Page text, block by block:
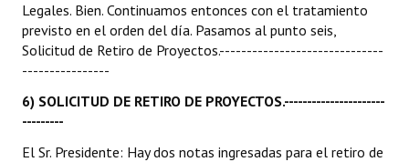
Legales. Bien. Continuamos entonces con el tratamiento
previsto en el orden del día. Pasamos al punto seis,
Solicitud de Retiro de Proyectos.------------------------------
----------------
6) SOLICITUD DE RETIRO DE PROYECTOS.----------------------
---------
El Sr. Presidente: Hay dos notas ingresadas para el retiro de